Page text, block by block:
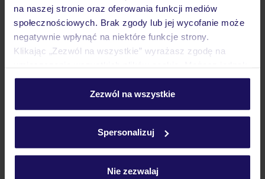
na naszej stronie oraz oferowania funkcji mediów
społecznościowych. Brak zgody lub jej wycofanie może
negatywnie wpłynąć na niektóre funkcje strony.
Klikając „Zezwól na wszystkie” wyrażasz zgodę na
personalizować swój wybór wchodząc w zakładkę
Szczegółowe informacje o plikach cookie znajdziesz
Zezwól na wszystkie
Spersonalizuj
Nie zezwalaj
Pokoje
Atrakcje
Ważne informacje